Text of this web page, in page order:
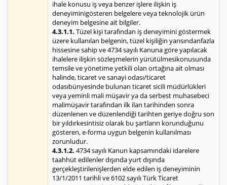
ihale konusu iş veya benzer işlere ilişkin iş
deneyiminigösteren belgelere veya teknolojik ürün
deneyim belgesine ait bilgiler.
4.3.1.1. Tüzel kişi tarafından iş deneyimini göstermek
üzere kullanılan belgenin, tüzel kişiliğin yarısındanfazla
hissesine sahip ve 4734 sayılı Kanuna göre yapılacak
ihalelere ilişkin sözleşmelerin yürütülmesikonusunda
temsile ve yönetime yetkili olan ortağına ait olması
halinde, ticaret ve sanayi odası/ticaret
odasıbünyesinde bulunan ticaret sicili müdürlükleri
veya yeminli mali müşavir ya da serbest muhasebeci
malimüşavir tarafından ilk ilan tarihinden sonra
düzenlenen ve düzenlendiği tarihten geriye doğru son
bir yıldırkesintisiz olarak bu şartların korunduğunu
gösteren, e-forma uygun belgenin kullanılması
zorunludur.
4.3.1.2. 4734 sayılı Kanun kapsamındaki idarelere
taahhüt edilenler dışında yurt dışında
gerçekleştirilenişlerden elde edilen iş deneyiminin
13/1/2011 tarihli ve 6102 sayılı Türk Ticaret